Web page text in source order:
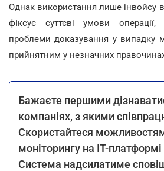
Однак використання лише інвойсу
фіксує суттєві умови
проблеми доказування у випадку
прийнятним у незначних
Бажаєте першими
компаніях, з якими
Скористайтеся
моніторингу на ІТ-
Система надсилатиме